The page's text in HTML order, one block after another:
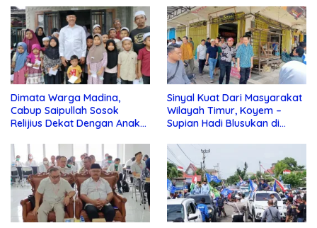
Dimata Warga Madina,
Cabup Saipullah Sosok
Relijius Dekat Dengan Anak
Sinyal Kuat Dari Masyarakat
Wilayah Timur, Koyem –
Supian Hadi Blusukan di